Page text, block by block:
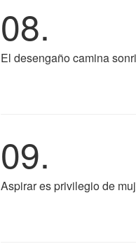
08.
El desengaño camina
09.
Aspirar es privilegio de